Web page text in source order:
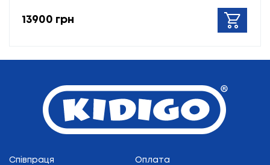
13900 грн
Співпраця Оплата